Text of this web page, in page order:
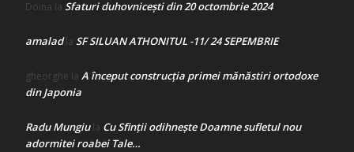
Doina la Sfaturi duhovnicești din 20 octombrie 2024
amaladla SF SILUAN ATHONITUL -11/ 24 SEPEMBRIE
gheorghe la A început construcţia primei mănăstiri ortodoxe
din Japonia
Radu Mungiula Cu Sfinții odihnește Doamne sufletul nou
adormitei roabei Tale…